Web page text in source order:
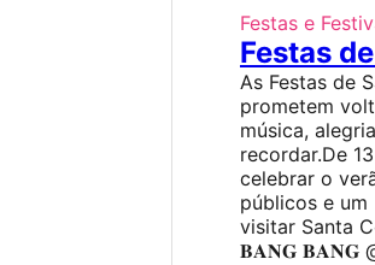
Festas e
Festas
As Festas de
prometem
música,
recordar.De
celebrar o
públicos e
visitar Santa
𝐁𝐀𝐍𝐆 𝐁𝐀𝐍𝐆